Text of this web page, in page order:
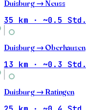
Duisburg → Neuss
35 km · ~0.5 Std.
Duisburg → Oberhausen
13 km · ~0.3 Std.
Duisburg → Ratingen